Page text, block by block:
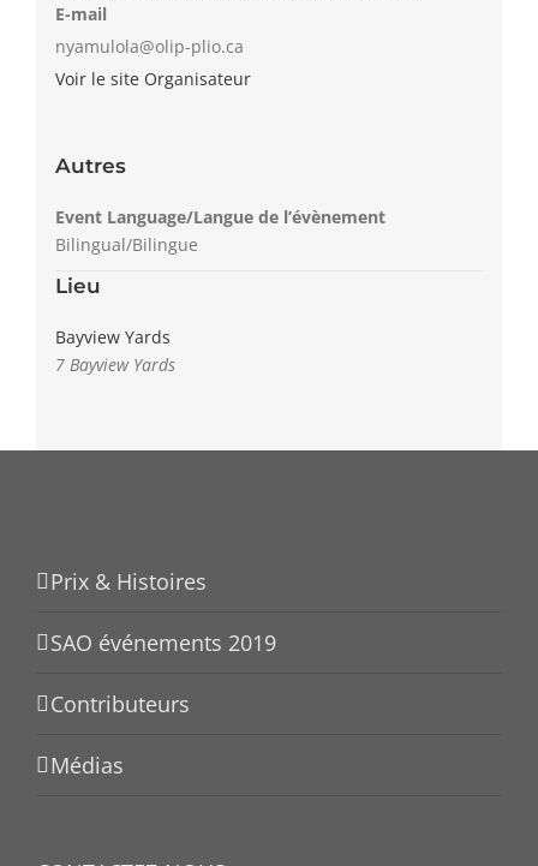
Lieu
Bayview Yards
7 Bayview Yards
E-mail
nyamulola@olip-plio.ca
Voir le site Organisateur
Autres
Event Language/Langue de l’évènement
Bilingual/Bilingue
Prix & Histoires
SAO événements 2019
Contributeurs
Médias